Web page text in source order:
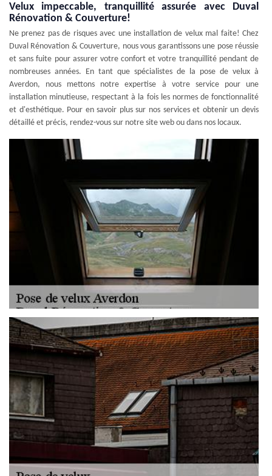
Velux impeccable, tranquillité assurée avec Duval
Rénovation & Couverture!
Ne prenez pas de risques avec une installation de velux mal faite! Chez
Duval Rénovation & Couverture, nous vous garantissons une pose réussie
et sans fuite pour assurer votre confort et votre tranquillité pendant de
nombreuses années. En tant que spécialistes de la pose de velux à
Averdon, nous mettons notre expertise à votre service pour une
installation minutieuse, respectant à la fois les normes de fonctionnalité
et d'esthétique. Pour en savoir plus sur nos services et obtenir un devis
détaillé et précis, rendez-vous sur notre site web ou dans nos locaux.